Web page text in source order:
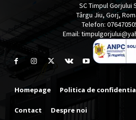
SC Timpul Gorjului
Târgu Jiu, Gorj,
Telefon:
Email:
Homepage Politica de
Contact Despre noi